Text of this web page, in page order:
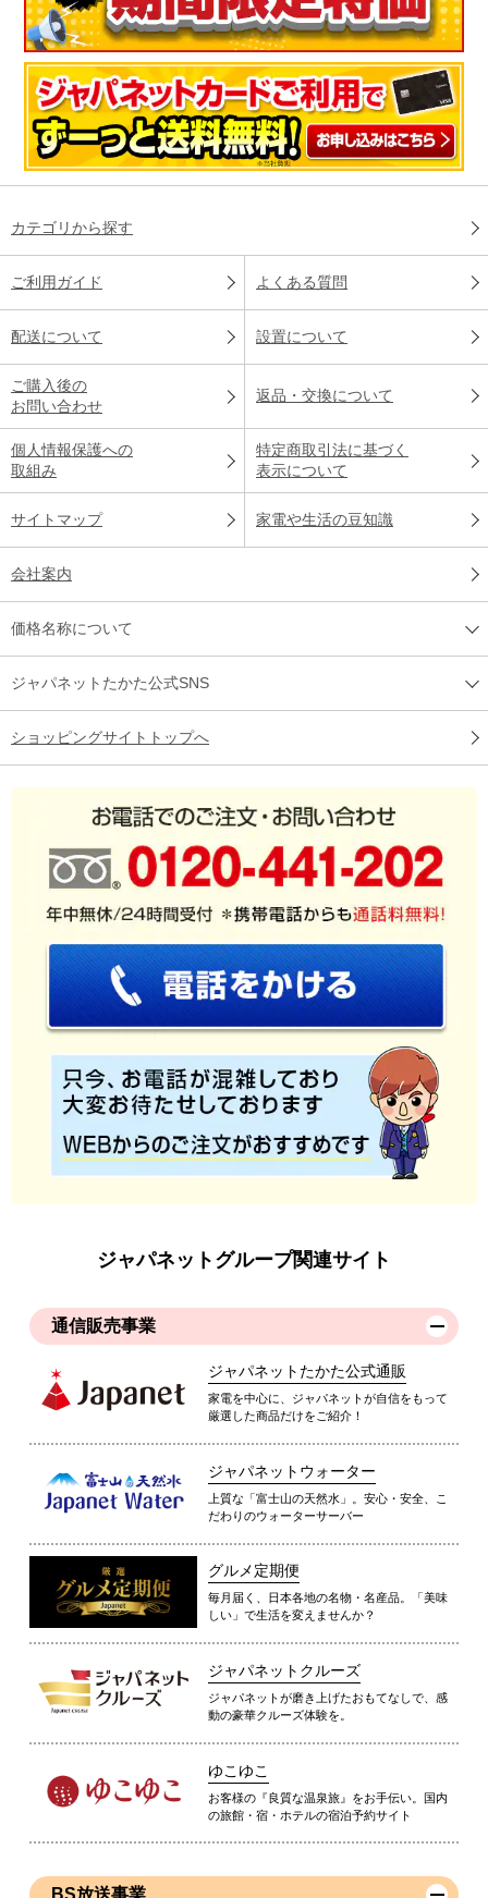
カテゴリから探す
ご利用ガイド よくある質問
配送について 設置について
ご購入後の
お問い合わせ
返品・交換について
個人情報保護への
取組み
特定商取引法に基づく
表示について
サイトマップ 家電や生活の豆知識
会社案内
価格名称について
ジャパネットたかた公式SNS
ショッピングサイトトップへ
ジャパネットグループ関連サイト
通信販売事業
ジャパネットたかた公式通販
家電を中心に、ジャパネットが自信をもって
厳選した商品だけをご紹介！
ジャパネットウォーター
上質な「富士山の天然水」。安心・安全、こ
だわりのウォーターサーバー
グルメ定期便
毎月届く、日本各地の名物・名産品。「美味
しい」で生活を変えませんか？
ジャパネットクルーズ
ジャパネットが磨き上げたおもてなしで、感
動の豪華クルーズ体験を。
ゆこゆこ
お客様の『良質な温泉旅』をお手伝い。国内
の旅館・宿・ホテルの宿泊予約サイト